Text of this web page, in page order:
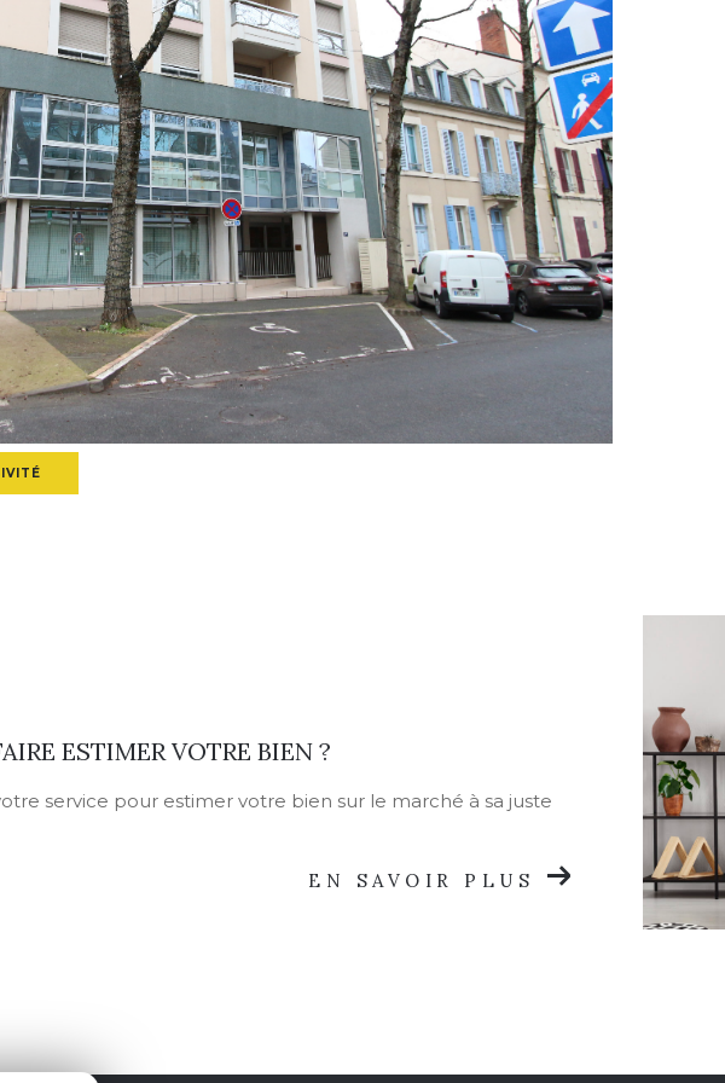
ESTIMER VOTRE BIEN ?
service pour estimer votre bien sur le marché à sa juste
EN SAVOIR PLUS